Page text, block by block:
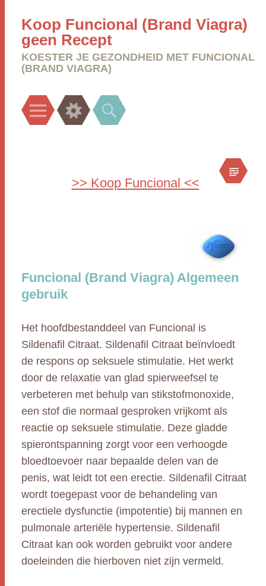
Koop Funcional (Brand Viagra)
geen Recept
KOESTER JE GEZONDHEID MET FUNCIONAL
(BRAND VIAGRA)
Menu Widgets Search
>> Koop Funcional <<
Funcional (Brand Viagra) Algemeen
gebruik
Het hoofdbestanddeel van Funcional is
Sildenafil Citraat. Sildenafil Citraat beïnvloedt
de respons op seksuele stimulatie. Het werkt
door de relaxatie van glad spierweefsel te
verbeteren met behulp van stikstofmonoxide,
een stof die normaal gesproken vrijkomt als
reactie op seksuele stimulatie. Deze gladde
spierontspanning zorgt voor een verhoogde
bloedtoevoer naar bepaalde delen van de
penis, wat leidt tot een erectie. Sildenafil Citraat
wordt toegepast voor de behandeling van
erectiele dysfunctie (impotentie) bij mannen en
pulmonale arteriële hypertensie. Sildenafil
Citraat kan ook worden gebruikt voor andere
doeleinden die hierboven niet zijn vermeld.